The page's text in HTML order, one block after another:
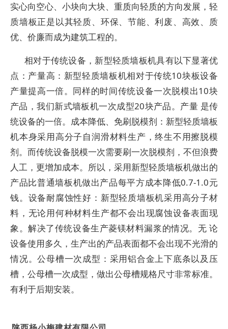
实心向空心、小块向大块、重质向轻质的方向发展，轻
质墙板正是以其轻质、环保、节能、利废、高效、质
优、价廉而成为建筑工程的。
相对于传统设备，新型轻质墙板机具有以下显著优
点：产量高：新型轻质墙板机相对于传统10块板设备
产量提高一倍。同样的时间传统设备一次脱模出10块
产品，我们新式墙板机一次成型20块产品。产量 是传
统设备的一倍。成本降低、免刷脱模剂：新型轻质墙板
机本身采用高分子自润滑材料生产，终生不用擦脱模
剂。而传统设备脱模一次需要刷一次脱模剂，不但浪费
人工，更增加成本。所以，采用新型轻质墙板机做出的
产品比普通墙板机做出产品每平方成本降低0.7-1.0元
钱。设备耐腐蚀性好：新型轻质墙板机采用高分子材
料，无论用何种材料生产都不会出现腐蚀设备表面现
象。解决了传统设备生产菱镁材料漏浆的情况。无 论
设备使用多久，生产出的产品表面都不会出现不光滑的
情况。公母槽一次成型：采用铝合金上下底条以及压
槽，公母槽一次成型，做出公母槽规格尺寸非常标准。
有利于后期安装。